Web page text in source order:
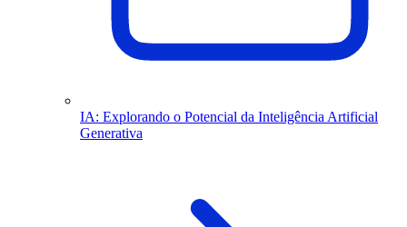
IA: Explorando o Potencial da Inteligência Artificial
Generativa